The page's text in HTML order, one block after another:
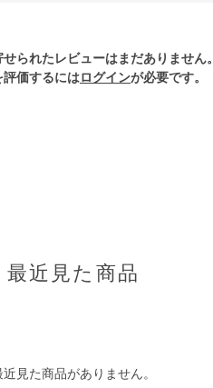
られたレビューはまだありません。
評価するにはログインが必要です。
最近見た商品
近見た商品がありません。